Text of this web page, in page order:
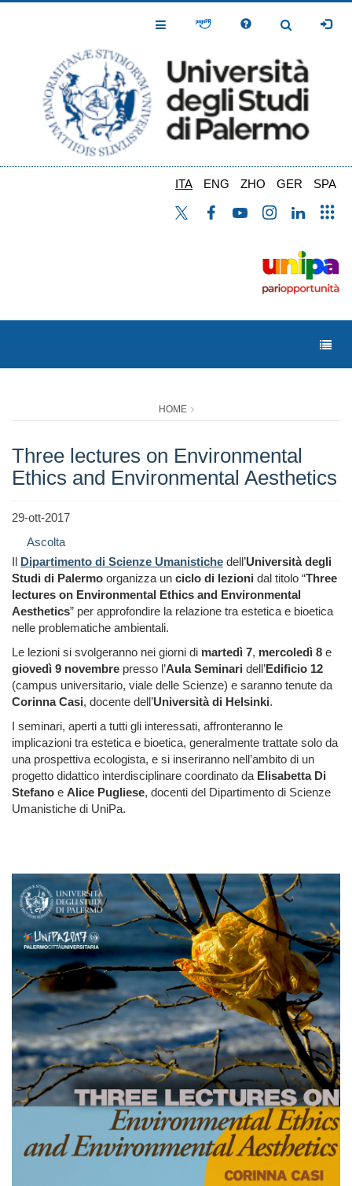
Toggle
Toggle
ITA ENG ZHO GER SPA
HOME
Three lectures on Environmental
Ethics and Environmental Aesthetics
29-ott-2017
Ascolta
Il Dipartimento di Scienze Umanistiche dell’Università degli
Studi di Palermo organizza un ciclo di lezioni dal titolo “Three
lectures on Environmental Ethics and Environmental
Aesthetics” per approfondire la relazione tra estetica e bioetica
nelle problematiche ambientali.
Le lezioni si svolgeranno nei giorni di martedì 7, mercoledì 8 e
giovedì 9 novembre presso l’Aula Seminari dell’Edificio 12
(campus universitario, viale delle Scienze) e saranno tenute da
Corinna Casi, docente dell’Università di Helsinki.
I seminari, aperti a tutti gli interessati, affronteranno le
implicazioni tra estetica e bioetica, generalmente trattate solo da
una prospettiva ecologista, e si inseriranno nell’ambito di un
progetto didattico interdisciplinare coordinato da Elisabetta Di
Stefano e Alice Pugliese, docenti del Dipartimento di Scienze
Umanistiche di UniPa.